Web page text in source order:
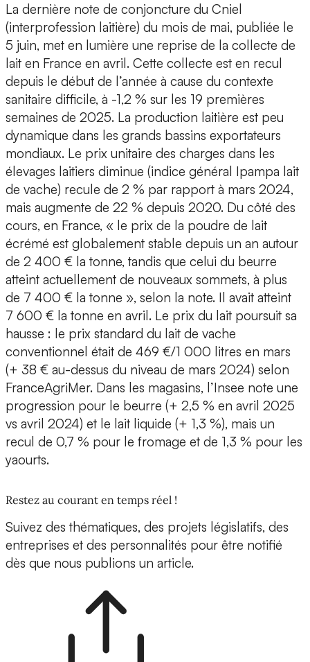
La dernière note de conjoncture du Cniel
(interprofession laitière) du mois de mai, publiée le
5 juin, met en lumière une reprise de la collecte de
lait en France en avril. Cette collecte est en recul
depuis le début de l’année à cause du contexte
sanitaire difficile, à -1,2 % sur les 19 premières
semaines de 2025. La production laitière est peu
dynamique dans les grands bassins exportateurs
mondiaux. Le prix unitaire des charges dans les
élevages laitiers diminue (indice général Ipampa lait
de vache) recule de 2 % par rapport à mars 2024,
mais augmente de 22 % depuis 2020. Du côté des
cours, en France, « le prix de la poudre de lait
écrémé est globalement stable depuis un an autour
de 2 400 € la tonne, tandis que celui du beurre
atteint actuellement de nouveaux sommets, à plus
de 7 400 € la tonne », selon la note. Il avait atteint
7 600 € la tonne en avril. Le prix du lait poursuit sa
hausse : le prix standard du lait de vache
conventionnel était de 469 €/1 000 litres en mars
(+ 38 € au-dessus du niveau de mars 2024) selon
FranceAgriMer. Dans les magasins, l’Insee note une
progression pour le beurre (+ 2,5 % en avril 2025
vs avril 2024) et le lait liquide (+ 1,3 %), mais un
recul de 0,7 % pour le fromage et de 1,3 % pour les
yaourts.
Restez au courant en temps réel !
Suivez des thématiques, des projets législatifs, des
entreprises et des personnalités pour être notifié
dès que nous publions un article.